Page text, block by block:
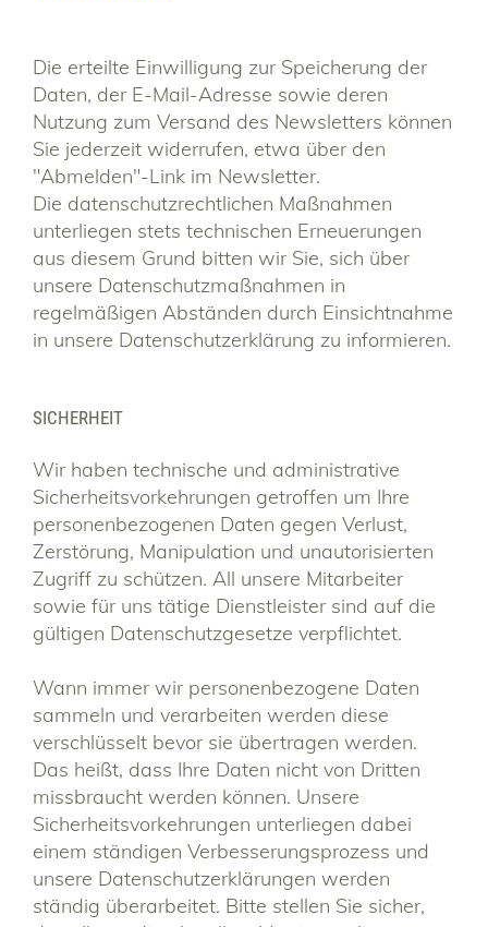
Die erteilte Einwilligung zur Speicherung der
Daten, der E-Mail-Adresse sowie deren
Nutzung zum Versand des Newsletters können
Sie jederzeit widerrufen, etwa über den
"Abmelden"-Link im Newsletter.
Die datenschutzrechtlichen Maßnahmen
unterliegen stets technischen Erneuerungen
aus diesem Grund bitten wir Sie, sich über
unsere Datenschutzmaßnahmen in
regelmäßigen Abständen durch Einsichtnahme
in unsere Datenschutzerklärung zu informieren.
SICHERHEIT
Wir haben technische und administrative
Sicherheitsvorkehrungen getroffen um Ihre
personenbezogenen Daten gegen Verlust,
Zerstörung, Manipulation und unautorisierten
Zugriff zu schützen. All unsere Mitarbeiter
sowie für uns tätige Dienstleister sind auf die
gültigen Datenschutzgesetze verpflichtet.
Wann immer wir personenbezogene Daten
sammeln und verarbeiten werden diese
verschlüsselt bevor sie übertragen werden.
Das heißt, dass Ihre Daten nicht von Dritten
missbraucht werden können. Unsere
Sicherheitsvorkehrungen unterliegen dabei
einem ständigen Verbesserungsprozess und
unsere Datenschutzerklärungen werden
ständig überarbeitet. Bitte stellen Sie sicher,